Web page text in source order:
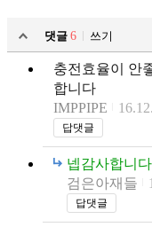
댓글 6
쓰기
충전효율이 안
합니다
IMPPIPE
답댓글
넵감사합니다
검은아재들
답댓글